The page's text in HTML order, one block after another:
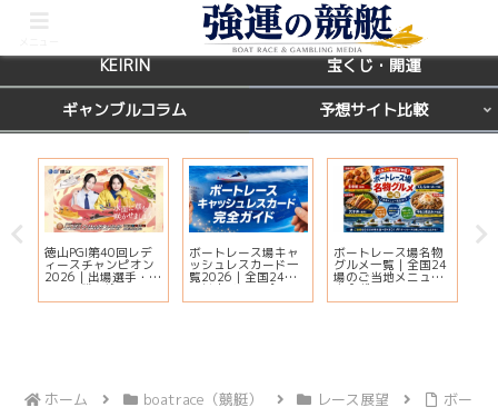
レース場ガイド
KEIRIN 宝くじ・開運
ギャンブルコラム 予想サイト比較
徳山PGI第40回レデ
ィースチャンピオン
2026｜出場選手・ド
リーム戦・注目モー
ター・イベント情報
ボートレース場キャ
ッシュレスカード一
覧2026｜全国24場
の対応状況・ポイン
ト還元・入会方法ま
ボートレース場名物
グルメ一覧｜全国24
場のご当地メニュー
完全ガイド
ホーム boatrace（競艇） レース展望
ボー